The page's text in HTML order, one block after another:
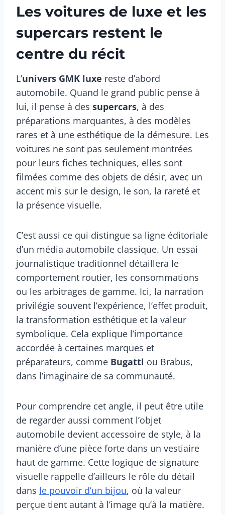
Les voitures de luxe et les
supercars restent le
centre du récit
L’univers GMK luxe reste d’abord
automobile. Quand le grand public pense à
lui, il pense à des supercars, à des
préparations marquantes, à des modèles
rares et à une esthétique de la démesure. Les
voitures ne sont pas seulement montrées
pour leurs fiches techniques, elles sont
filmées comme des objets de désir, avec un
accent mis sur le design, le son, la rareté et
la présence visuelle.
C’est aussi ce qui distingue sa ligne éditoriale
d’un média automobile classique. Un essai
journalistique traditionnel détaillera le
comportement routier, les consommations
ou les arbitrages de gamme. Ici, la narration
privilégie souvent l’expérience, l’effet produit,
la transformation esthétique et la valeur
symbolique. Cela explique l’importance
accordée à certaines marques et
préparateurs, comme Bugatti ou Brabus,
dans l’imaginaire de sa communauté.
Pour comprendre cet angle, il peut être utile
de regarder aussi comment l’objet
automobile devient accessoire de style, à la
manière d’une pièce forte dans un vestiaire
haut de gamme. Cette logique de signature
visuelle rappelle d’ailleurs le rôle du détail
dans le pouvoir d’un bijou, où la valeur
perçue tient autant à l’image qu’à la matière.